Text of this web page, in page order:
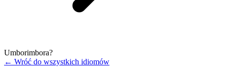
Umborimbora?
← Wróć do wszystkich idiomów